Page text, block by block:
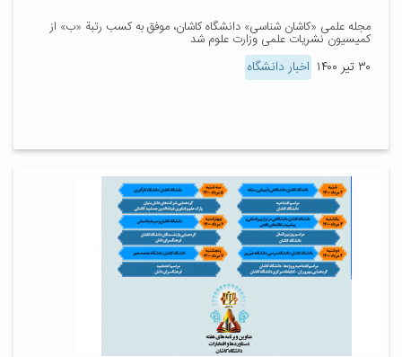
مجله علمی «کاشان شناسی» دانشگاه کاشان، موفق به کسب رتبة «ب» از
کمیسیون نشریات علمی وزارت علوم شد
۳۰ تیر ۱۴۰۰ اخبار دانشگاه